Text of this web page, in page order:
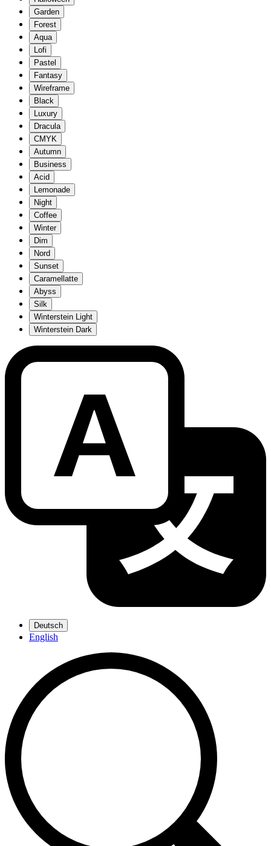
Garden
Forest
Aqua
Lofi
Pastel
Fantasy
Wireframe
Black
Luxury
Dracula
CMYK
Autumn
Business
Acid
Lemonade
Night
Coffee
Winter
Dim
Nord
Sunset
Caramellatte
Abyss
Silk
Winterstein Light
Winterstein Dark
Deutsch
English